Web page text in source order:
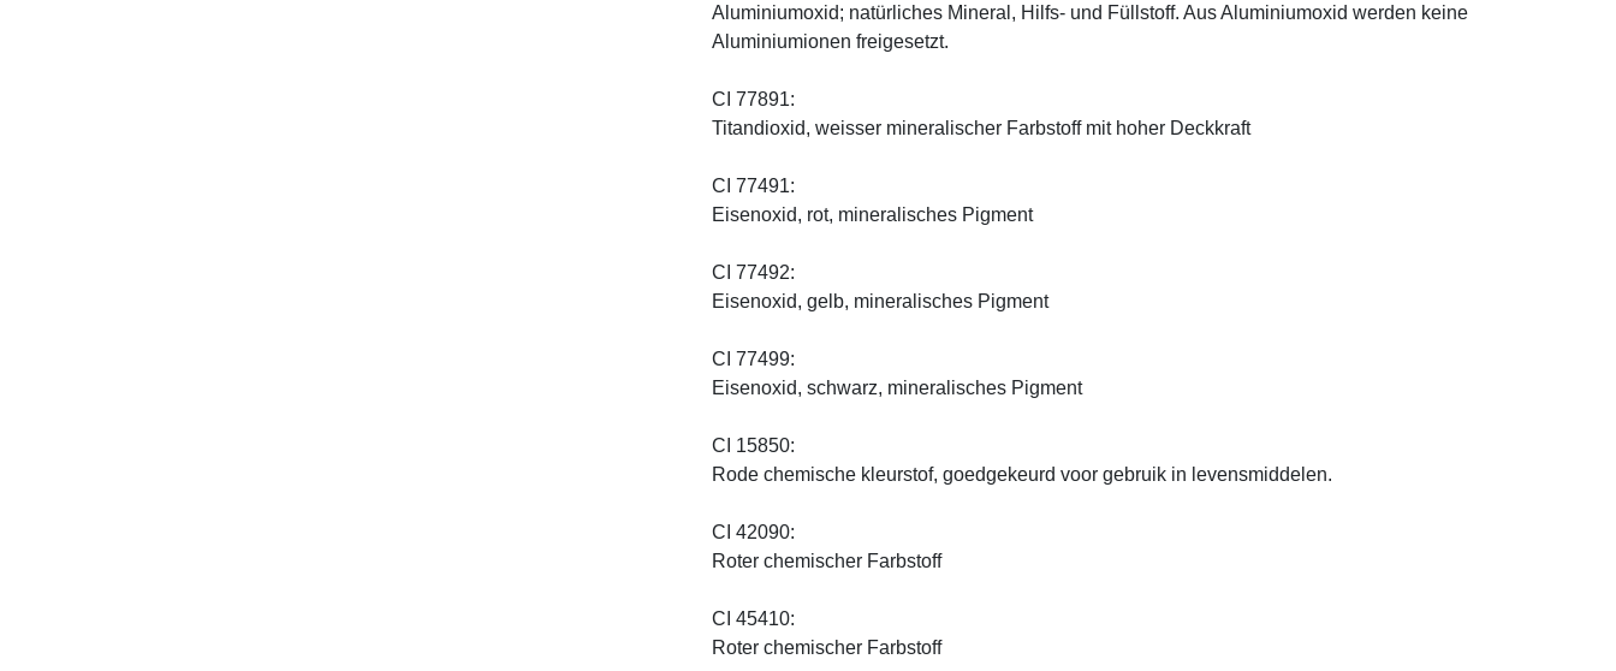
Aluminiumoxid; natürliches Mineral, Hilfs- und Füllstoff. Aus Aluminiumoxid werden keine
Aluminiumionen freigesetzt.
CI 77891:
Titandioxid, weisser mineralischer Farbstoff mit hoher Deckkraft
CI 77491:
Eisenoxid, rot, mineralisches Pigment
CI 77492:
Eisenoxid, gelb, mineralisches Pigment
CI 77499:
Eisenoxid, schwarz, mineralisches Pigment
CI 15850:
Rode chemische kleurstof, goedgekeurd voor gebruik in levensmiddelen.
CI 42090:
Roter chemischer Farbstoff
CI 45410:
Roter chemischer Farbstoff